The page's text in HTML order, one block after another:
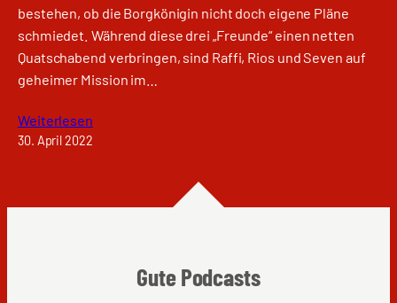
bestehen, ob die Borgkönigin nicht doch eigene Pläne
schmiedet. Während diese drei „Freunde“ einen netten
Quatschabend verbringen, sind Raffi, Rios und Seven auf
geheimer Mission im…
Weiterlesen
30. April 2022
Gute Podcasts